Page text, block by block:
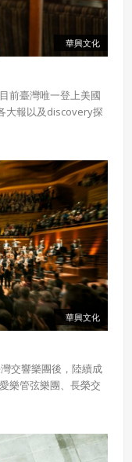
華興文化
前臺灣唯一登上美國
大報以及discovery探
調臺灣文化，並點出
華興文化
交響樂團後，陸續成
樂管弦樂團、長榮交
團，在多位指揮家如
臺灣交響樂產業發展